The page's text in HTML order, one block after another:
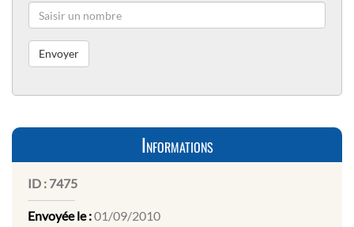
Informations
ID : 7475
Envoyée le :01/09/2010